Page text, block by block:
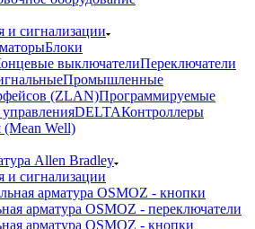
и сигнализации
Блоки
выключателиПереключатели
Промышленные
(ZLAN)Программируемые
DELTAКонтроллеры
(Mean Well)
Allen Bradley
и сигнализации
арматура OSMOZ - кнопки
арматура OSMOZ - переключатели
арматура OSMOZ - кнопки